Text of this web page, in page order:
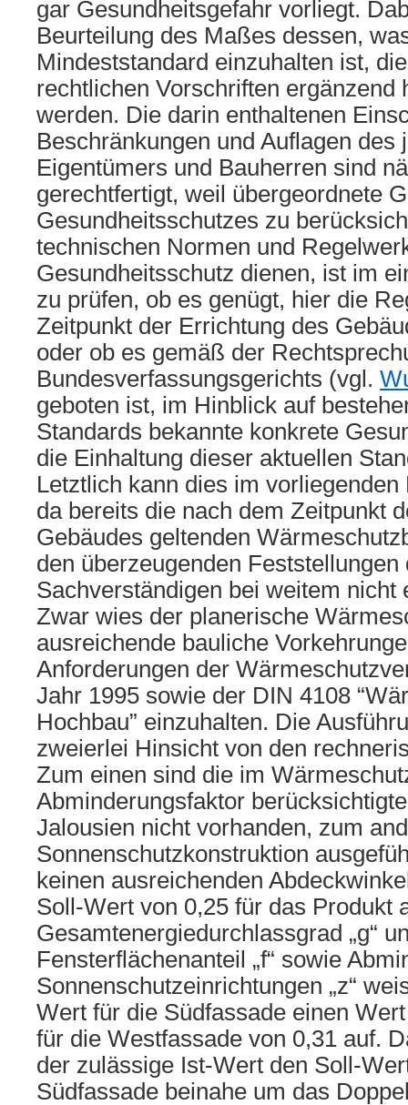
gar Gesundheitsgefahr vorliegt.
Beurteilung des Maßes dessen,
Mindeststandard einzuhalten ist,
rechtlichen Vorschriften ergänzend
werden. Die darin enthaltenen
Beschränkungen und Auflagen des
Eigentümers und Bauherren sind
gerechtfertigt, weil übergeordnete
Gesundheitsschutzes zu
technischen Normen und
Gesundheitsschutz dienen, ist im
zu prüfen, ob es genügt, hier die
Zeitpunkt der Errichtung des
oder ob es gemäß der
Bundesverfassungsgerichts (vgl.
geboten ist, im Hinblick auf
Standards bekannte konkrete
die Einhaltung dieser aktuellen
Letztlich kann dies im vorliegenden
da bereits die nach dem Zeitpunkt
Gebäudes geltenden
den überzeugenden Feststellungen
Sachverständigen bei weitem nicht
Zwar wies der planerische
ausreichende bauliche
Anforderungen der
Jahr 1995 sowie der DIN 4108
Hochbau” einzuhalten. Die
zweierlei Hinsicht von den
Zum einen sind die im
Abminderungsfaktor
Jalousien nicht vorhanden, zum
Sonnenschutzkonstruktion
keinen ausreichenden
Soll-Wert von 0,25 für das Produkt
Gesamtenergiedurchlassgrad „g“
Fensterflächenanteil „f“ sowie
Sonnenschutzeinrichtungen „z“
Wert für die Südfassade einen
für die Westfassade von 0,31 auf.
der zulässige Ist-Wert den Soll-
Südfassade beinahe um das